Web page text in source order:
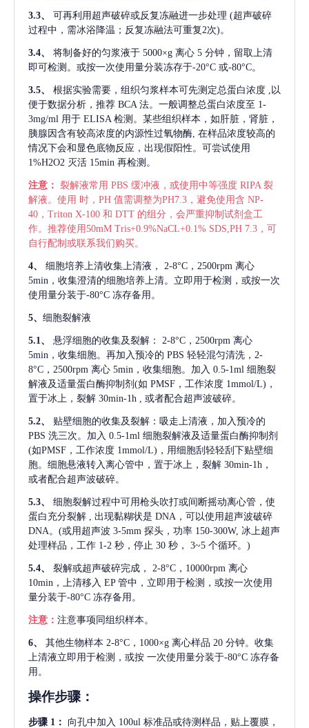
3.3、 可再利用超声破碎或反复冻融进一步处理 (超声破碎
过程中，需冰浴降温；反复冻融法可重复2次)。
3.4、 将制备好的匀浆液于 5000×g 离心 5 分钟，留取上清
即可检测。或按一次使用量分装冻存于-20°C 或-80°C。
3.5、 根据实验需要，组织匀浆样本可先测定总蛋白浓度
,以
便于数据分析，推荐 BCA 法。一般调整总蛋白浓度至 1-
3mg/ml 用于 ELISA 检测。某些组织样本，如肝脏，肾脏，
胰腺因含有较高浓度的内源性过氧物酶, 在样品浓度较高的
情况下会和显色底物反应，出现假阳性。可尝试使用
1%H2O2 灭活 15min 再检测。
注意： 裂解液常用 PBS 缓冲液，或使用中等强度 RIPA 裂
解液。使用 时，PH 值需调整为PH7.3，避免使用含 NP-
40，Triton X-100 和 DTT 的组分，会严重抑制试剂盒工
作。推荐使用50mM Tris+0.9%NaCL+0.1% SDS,PH 7.3，可
自行配制或联系我们购买。
4、 细胞培养上清收集上清液，
2-8°C，2500rpm 离心
5min，收集澄清的细胞培养上清。立即用于检测，或按一次
使用量分装于-80°C 冻存备用。
5、 细胞裂解液
5.1、 悬浮细胞的收集及裂解：
2-8°C，2500rpm 离心
5min，收集细胞。再加入预冷的 PBS 轻轻混匀清洗，2-
8°C，2500rpm 离心 5min，收集细胞。加入 0.5-1ml 细胞裂
解液及适量蛋白酶抑制剂(如 PMSF，工作浓度 1mmol/L)，
置于冰上，裂解 30min-1h , 或者配合超声波破碎。
5.2、
贴壁细胞的收集及裂解：吸走上清液，加入预冷的
PBS 洗三次。加入 0.5-1ml 细胞裂解液及适量蛋白酶抑制剂
(如PMSF，工作浓度 1mmol/L)，用细胞刮轻轻刮下贴壁细
胞。细胞悬液转入离心管中，置于冰上，裂解 30min-1h，
或者配合超声波破碎。
5.3、
细胞裂解过程中可用枪头吹打或间断摇动离心管，使
蛋白充分裂解
, 出现黏糊状是 DNA，可以使用超声波破碎
DNA。(或用超声波 3-5mm 探头，功率 150-300W, 冰上超声
处理样品，工作 1-2 秒，停止 30 秒， 3~5 个循环。)
5.4、 裂解或超声破碎完成，
2-8°C，10000rpm 离心
10min，上清移入 EP 管中，立即用于检测，或按一次使用
量分装于-80°C 冻存备用。
注意： 注意事项同组织样本。
6、 其他生物样本 2-8°C，1000×g 离心样品 20 分钟。收集
上清液立即用于检测，或按 一次使用量分装于-80°C 冻存备
用。
操作步骤：
步骤 1： 向孔中加入 100ul 标准品或待测样品，贴上覆膜，